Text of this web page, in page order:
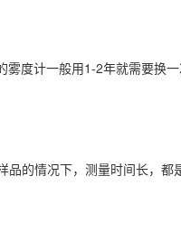
度计一般用1-2年就需要换
的情况下，测量时间长，